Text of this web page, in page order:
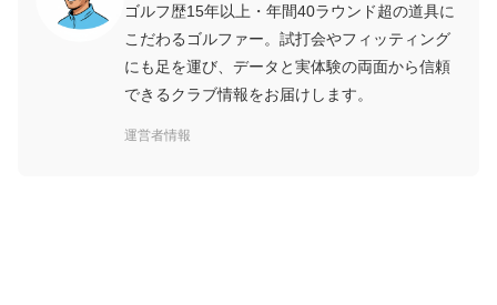
ゴルフ歴15年以上・年間40ラウンド超の道具に
こだわるゴルファー。試打会やフィッティング
にも足を運び、データと実体験の両面から信頼
できるクラブ情報をお届けします。
運営者情報